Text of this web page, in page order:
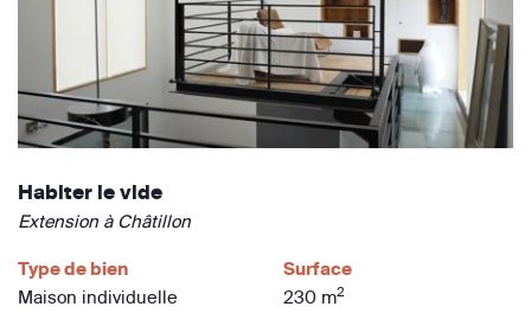
Habiter le vide
Extension à Châtillon
Type de bien
Maison individuelle
Surface
230 m2